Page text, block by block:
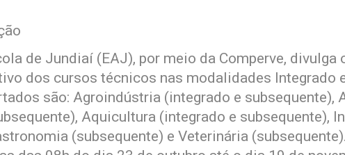
de Jundiaí (EAJ), por meio da Comperve, divulga
dos cursos técnicos nas modalidades Integrado
são: Agroindústria (integrado e subsequente),
Aquicultura (integrado e subsequente),
(subsequente) e Veterinária